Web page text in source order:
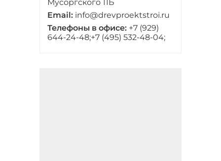
Мусоргского 11Б
Email: info@drevproektstroi.ru
Телефоны в офисе: +7 (929)
644-24-48;+7 (495) 532-48-04;